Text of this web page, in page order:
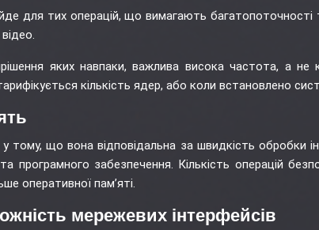
для тих операцій, що вимагають
яких навпаки, важлива висока частота, а
кількість ядер, або коли встановлено
тому, що вона відповідальна за швидкість обробки
програмного забезпечення. Кількість операцій
оперативної пам’яті.
мережевих інтерфейсів